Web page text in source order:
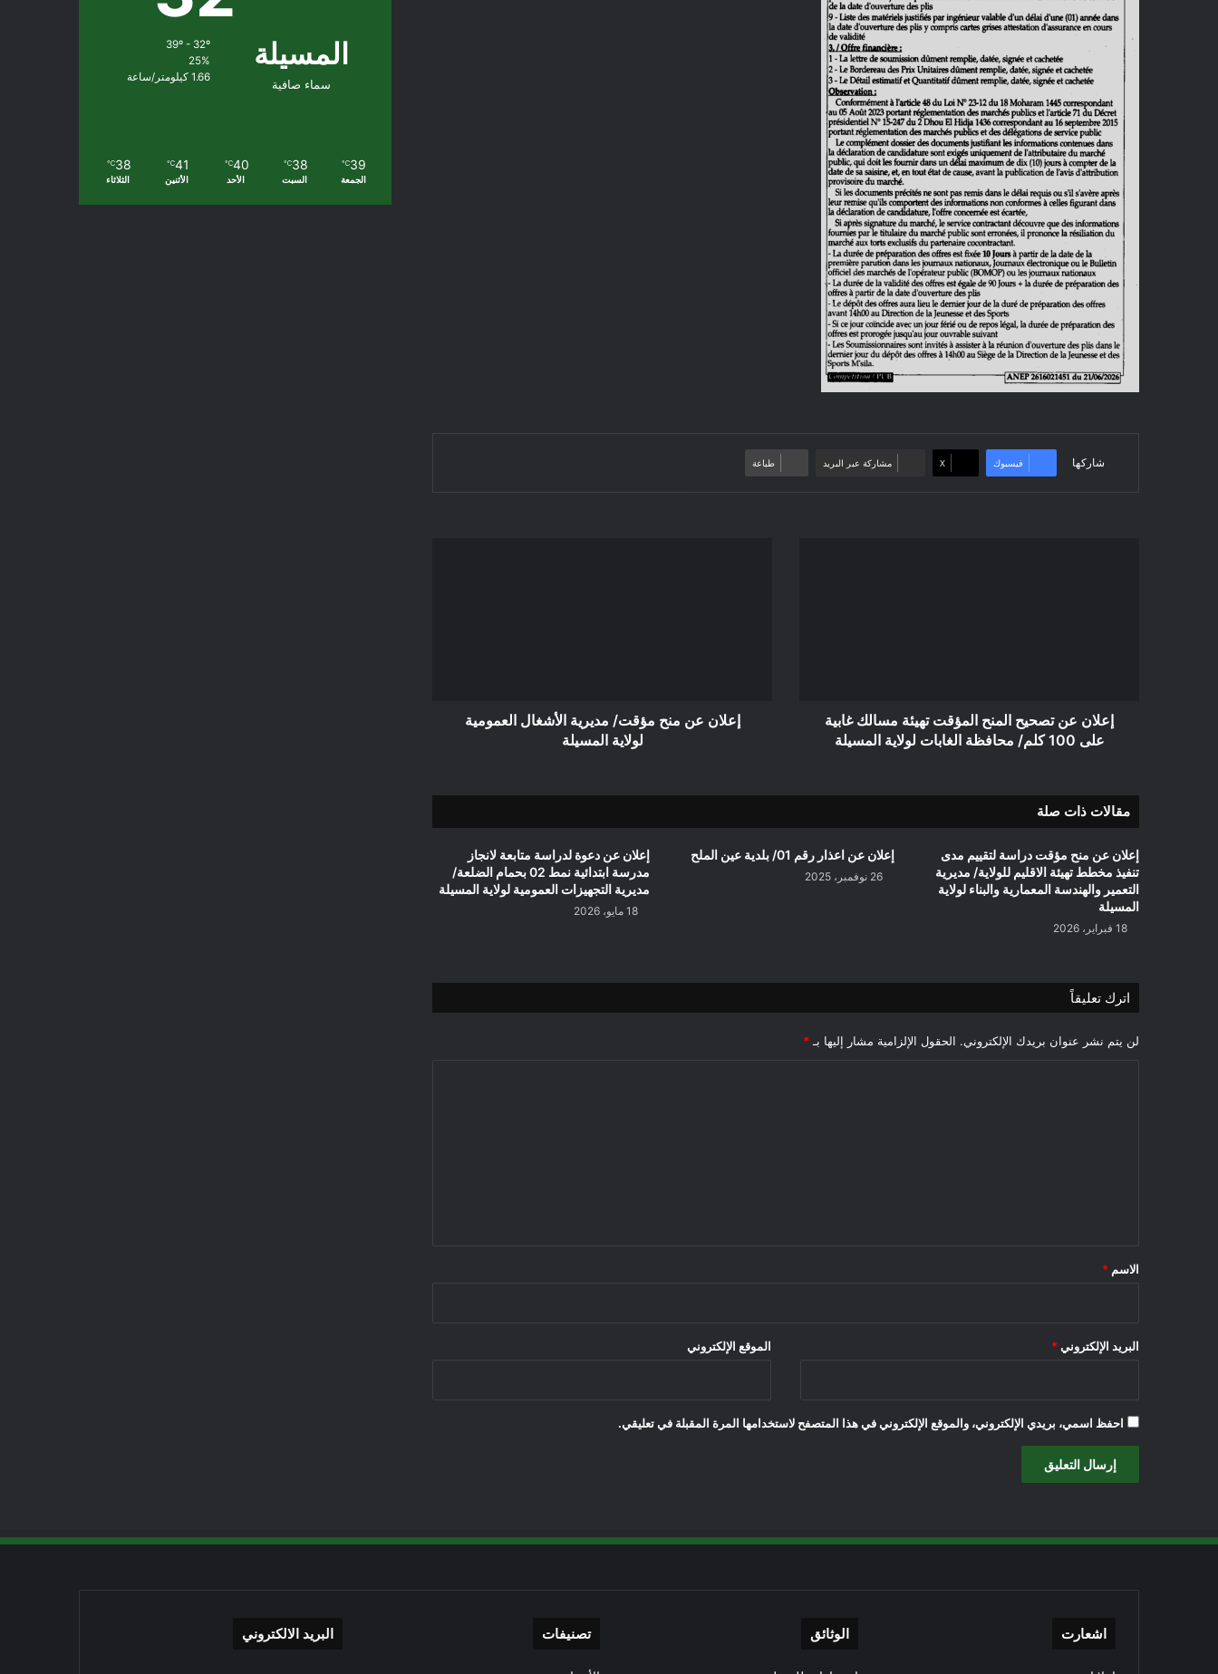
شاركها فيسبوك ‫X مشاركة عبر البريد طباعة
لولاية
المسيلة
إعلان عن تصحيح المنح المؤقت تهيئة مسالك غابية
على 100 كلم/ محافظة الغابات لولاية المسيلة
إعلان عن منح مؤقت/ مديرية الأشغال العمومية
لولاية المسيلة
مقالات ذات صلة
إعلان عن منح مؤقت دراسة لتقييم مدى
تنفيذ مخطط تهيئة الاقليم للولاية/ مديرية
التعمير والهندسة المعمارية والبناء لولاية
المسيلة
18 فبراير، 2026
إعلان عن اعذار رقم 01/ بلدية عين الملح
26 نوفمبر، 2025
إعلان عن دعوة لدراسة متابعة لانجاز
مدرسة ابتدائية نمط 02 بحمام الضلعة/
مديرية التجهيزات العمومية لولاية المسيلة
18 مايو، 2026
اترك تعليقاً
لن يتم نشر عنوان بريدك الإلكتروني. الحقول الإلزامية مشار إليها بـ *
*
الاسم *
البريد الإلكتروني * الموقع الإلكتروني
احفظ اسمي، بريدي الإلكتروني، والموقع الإلكتروني في هذا المتصفح لاستخدامها المرة المقبلة في تعليقي.
المسيلة
سماء صافية
39º - 32º
25%
1.66 كيلومتر/ساعة
39
℃
الجمعة
38
℃
السبت
40
℃
الأحد
41
℃
الأثنين
38
℃
الثلاثاء
اشعارت الوثائق تصنيفات البريد الالكتروني